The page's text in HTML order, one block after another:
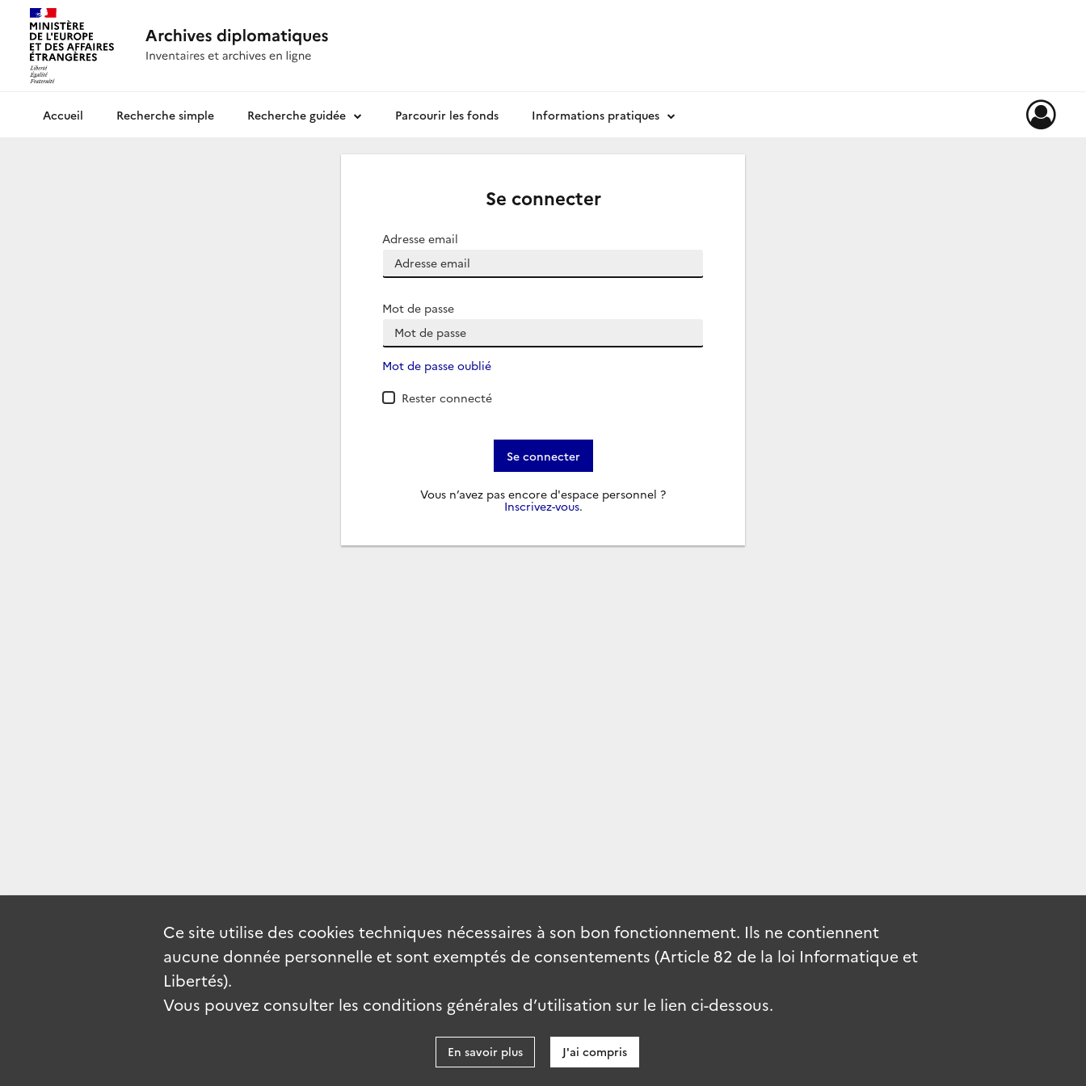
Archives diplomatiquesRecherche simple Recherche guidée Parcourir les fonds Informations pratiques
Se connecter
Adresse email
Mot de passe
Mot de passe oublié
Rester connecté
Se connecter
Vous n’avez pas encore d'espace personnel ?
Inscrivez-vous.
Ce site utilise des cookies techniques nécessaires à son bon fonctionnement. Ils ne contiennent
aucune donnée personnelle et sont exemptés de consentements (Article 82 de la loi Informatique et
Libertés).
Vous pouvez consulter les conditions générales d’utilisation sur le lien ci-dessous.
En savoir plus J'ai compris